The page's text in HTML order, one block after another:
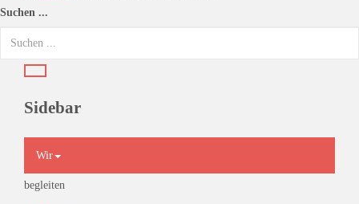
Suchen ...
Sidebar
Wir
begleiten